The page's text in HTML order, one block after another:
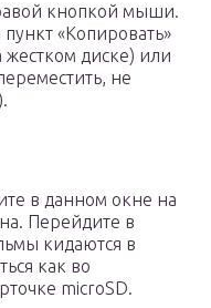
кнопкой мыши.
«Копировать»
жестком диске) или
не
в данном окне на
Перейдите в
кидаются в
как во
microSD.